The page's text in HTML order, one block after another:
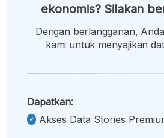
ekonomis? Silakan
Dengan berlangganan,
kami untuk menyajikan
Dapatkan:
Akses Data Stories